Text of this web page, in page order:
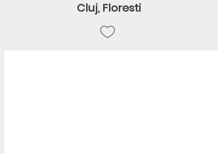
Cluj, Floresti